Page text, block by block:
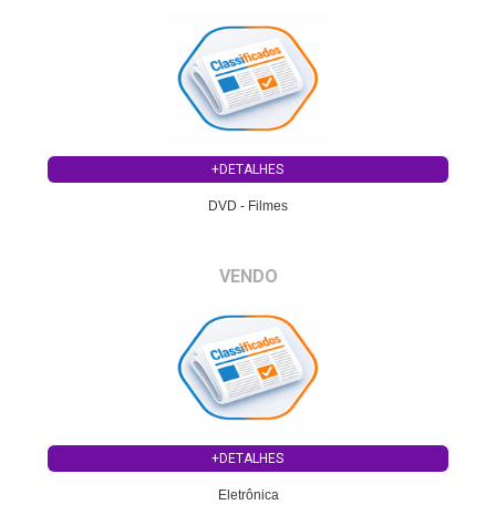
+DETALHES
DVD - Filmes
VENDO
+DETALHES
Eletrônica